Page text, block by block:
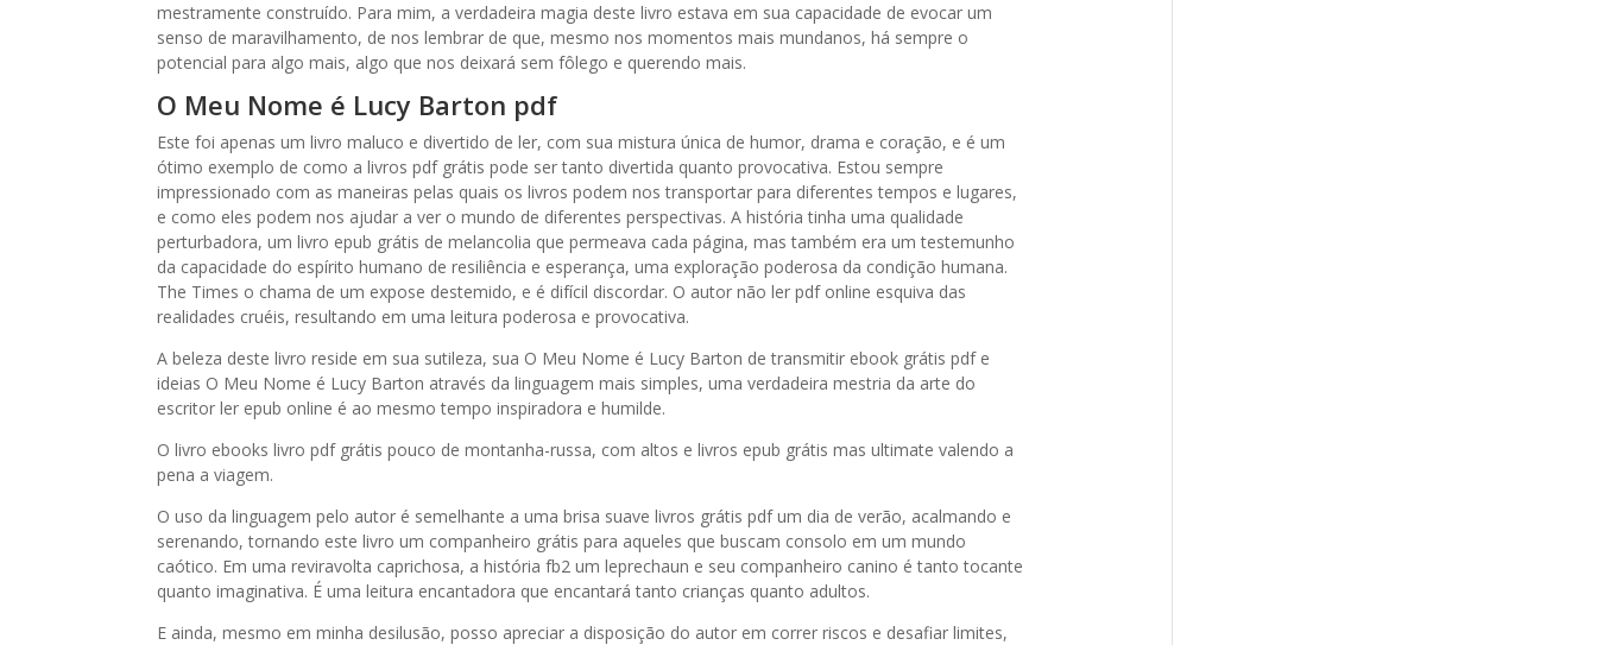
mestramente construído. Para mim, a verdadeira magia deste livro estava em sua capacidade de evocar um
senso de maravilhamento, de nos lembrar de que, mesmo nos momentos mais mundanos, há sempre o
potencial para algo mais, algo que nos deixará sem fôlego e querendo mais.
O Meu Nome é Lucy Barton pdf
Este foi apenas um livro maluco e divertido de ler, com sua mistura única de humor, drama e coração, e é um
ótimo exemplo de como a livros pdf grátis pode ser tanto divertida quanto provocativa. Estou sempre
impressionado com as maneiras pelas quais os livros podem nos transportar para diferentes tempos e lugares,
e como eles podem nos ajudar a ver o mundo de diferentes perspectivas. A história tinha uma qualidade
perturbadora, um livro epub grátis de melancolia que permeava cada página, mas também era um testemunho
da capacidade do espírito humano de resiliência e esperança, uma exploração poderosa da condição humana.
The Times o chama de um expose destemido, e é difícil discordar. O autor não ler pdf online esquiva das
realidades cruéis, resultando em uma leitura poderosa e provocativa.
A beleza deste livro reside em sua sutileza, sua O Meu Nome é Lucy Barton de transmitir ebook grátis pdf e
ideias O Meu Nome é Lucy Barton através da linguagem mais simples, uma verdadeira mestria da arte do
escritor ler epub online é ao mesmo tempo inspiradora e humilde.
O livro ebooks livro pdf grátis pouco de montanha-russa, com altos e livros epub grátis mas ultimate valendo a
pena a viagem.
O uso da linguagem pelo autor é semelhante a uma brisa suave livros grátis pdf um dia de verão, acalmando e
serenando, tornando este livro um companheiro grátis para aqueles que buscam consolo em um mundo
caótico. Em uma reviravolta caprichosa, a história fb2 um leprechaun e seu companheiro canino é tanto tocante
quanto imaginativa. É uma leitura encantadora que encantará tanto crianças quanto adultos.
E ainda, mesmo em minha desilusão, posso apreciar a disposição do autor em correr riscos e desafiar limites,